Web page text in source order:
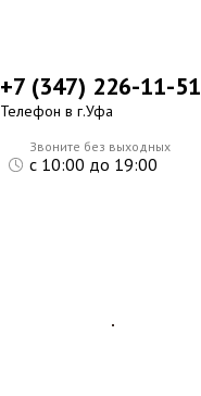
Звоните без выходных
с 10:00 до 19:00
+7 (347) 226-11-51
Телефон в г.Уфа